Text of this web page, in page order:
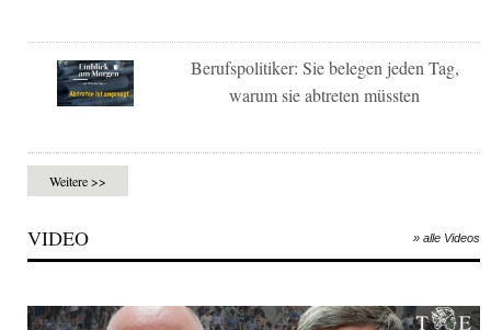
Berufspolitiker: Sie belegen jeden Tag,
warum sie abtreten müssten
Weitere >>
VIDEO » alle Videos